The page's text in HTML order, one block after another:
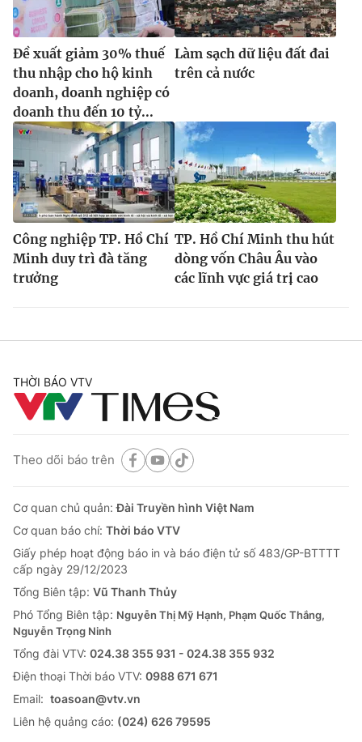
Đề xuất giảm 30% thuế
thu nhập cho hộ kinh
doanh, doanh nghiệp có
doanh thu đến 10 tỷ...
Làm sạch dữ liệu đất đai
trên cả nước
Công nghiệp TP. Hồ Chí
Minh duy trì đà tăng
trưởng
TP. Hồ Chí Minh thu hút
dòng vốn Châu Âu vào
các lĩnh vực giá trị cao
THỜI BÁO VTV
Theo dõi báo trên
Cơ quan chủ quản:Đài Truyền hình Việt Nam
Cơ quan báo chí: Thời báo VTV
Giấy phép hoạt động báo in và báo điện tử số 483/GP-BTTTT
cấp ngày 29/12/2023
Tổng Biên tập: Vũ Thanh Thủy
Phó Tổng Biên tập: Nguyễn Thị Mỹ Hạnh, Phạm Quốc Thắng,
Nguyễn Trọng Ninh
Tổng đài VTV: 024.38 355 931 - 024.38 355 932
Ðiện thoại Thời báo VTV: 0988 671 671
Email: toasoan@vtv.vn
Liên hệ quảng cáo: (024) 626 79595